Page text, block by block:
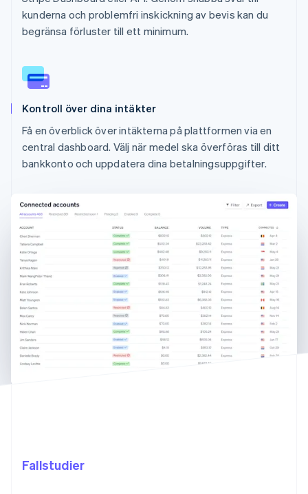
kunderna och problemfri inskickning av bevis kan du
begränsa förluster till ett minimum.
Kontroll över dina intäkter
Få en överblick över intäkterna på plattformen via en
central dashboard. Välj när medel ska överföras till ditt
bankkonto och uppdatera dina betalningsuppgifter.
Fallstudier